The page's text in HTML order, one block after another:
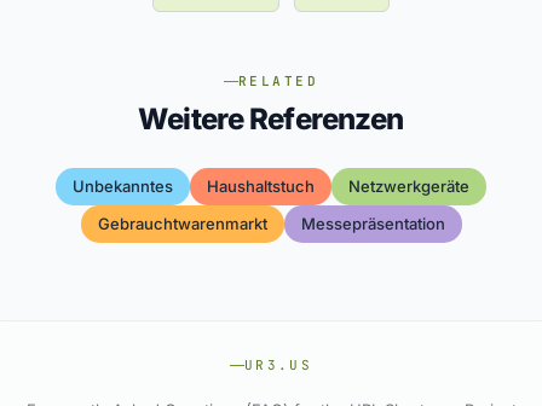
RELATED
Weitere Referenzen
Unbekanntes Haushaltstuch
Netzwerkgeräte
Gebrauchtwarenmarkt
Messepräsentation
UR3.US